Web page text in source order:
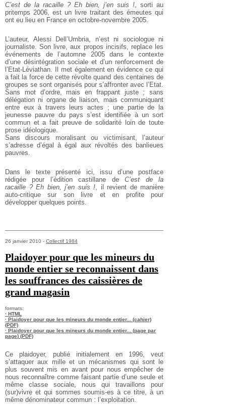
C’est de la racaille ? Eh bien, j’en suis !, sorti au
pritemps 2006, est un livre traitant des émeutes qui
ont eu lieu en France en octobre-novembre 2005.
L’auteur, Alessi Dell’Umbria, n’est ni sociologue ni
journaliste. Son livre, aux propos incisifs, replace les
événements de l’automne 2005 dans le contexte
d’une désintégration sociale et d’un renforcement de
l’Etat-Léviathan. Il metégalement en évidence ce qui
a fait la force de cette révolte quand des centaines de
groupes se sont organisés pour s’affronter avec l’Etat.
Sans mot d’ordre, mais en frappant juste ; sans
délégation ni organe de liaison, mais communiquant
entre eux à travers leurs actes ; une partie de la
jeunesse pauvre du pays s’est identifiée à un sort
commun et a fait preuvede solidarité loin de toute
prose idéologique.
Sans discours moralisant ou victimisant, l’auteur
s’adresse d’égal à égal aux révoltés des banlieues
pauvres.
Dans le texte présenté ici, issu d’une postface
rédigée pour l’édition castillane deC’est de la
racaille ? Eh bien, j’en suis !, il revient de manière
auto-critique sur son livre et en profite pour
développer quelques points.
26 janvier 2010 - Collectif 1984
Plaidoyer pour que les mineurs du
monde entier se reconnaissent dans
les souffrances des caissières de
grand magasin
formats:
· HTML
· Plaidoyer pour que les mineurs du monde entier... (cahier)
(PDF)
· Plaidoyer pour que les mineurs du monde entier... (page par
page) (PDF)
Ce plaidoyer, publié initialement en 1996, veut
s’attaquer aux mille et un mécanismes qui sont le
plus souvent mis en avant pour nous empêcher de
nous reconnaître comme faisant partie d’une seule et
même classe sociale, nous qui travaillons pour
(sur)vivre et qui sommes soumis-es à ce titre, à un
même dénominateur commun : l’exploitation.